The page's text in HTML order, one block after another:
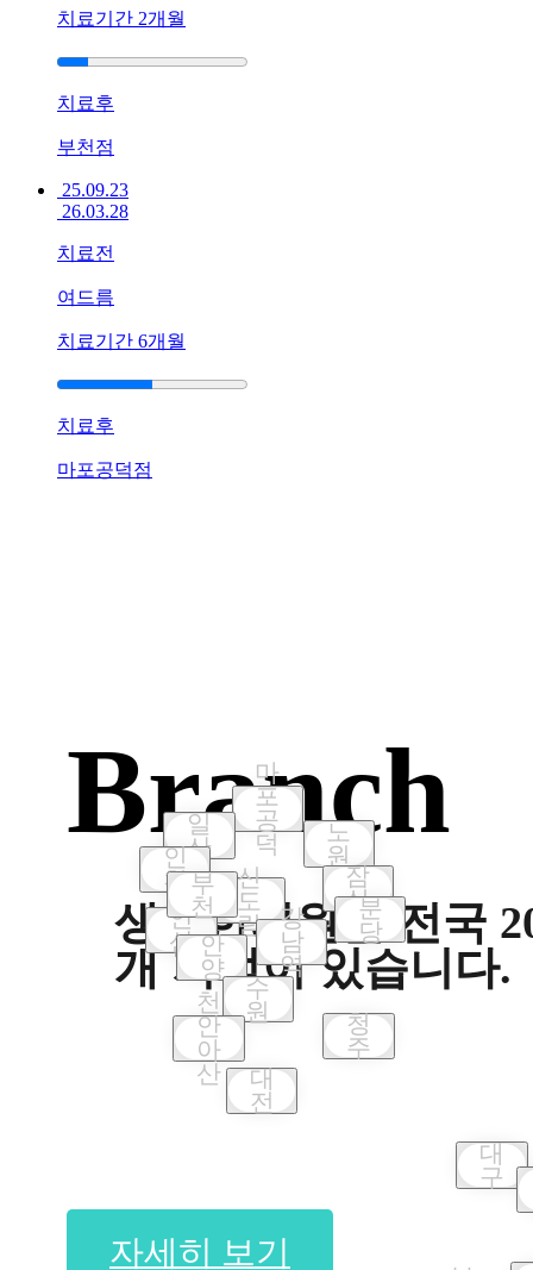
치료기간 2개월
치료후
부천점
25.09.23
26.03.28
치료전
여드름
치료기간 6개월
치료후
마포공덕점
Branch
생기한의원은 전국
개 지점이 있습니다.
자세히 보기
마
포
공
덕
노
원
잠
실분
당
신
도
림
강
남
역
일
산
인
천
안
산안
양
수
원
천
안
아
산
대
전
청
주
대
구
부
천